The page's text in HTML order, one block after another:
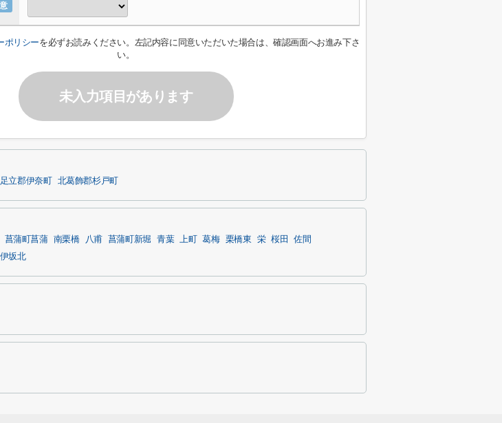
ポリシーを必ずお読みください。左記内容に同意いただいた場合は、確認画面へお進み下さ
い。
未入力項目があります
立郡伊奈町 北葛飾郡杉戸町
菖蒲町菖蒲 南栗橋 八甫 菖蒲町新堀 青葉 上町 葛梅 栗橋東 栄 桜田
佐間
伊坂北